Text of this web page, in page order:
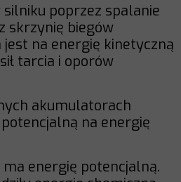
poprzez spalanie
skrzynię biegów
jest na energię kinetyczną
tarcia i oporów
akumulatorach
na energię
energię potencjalną.